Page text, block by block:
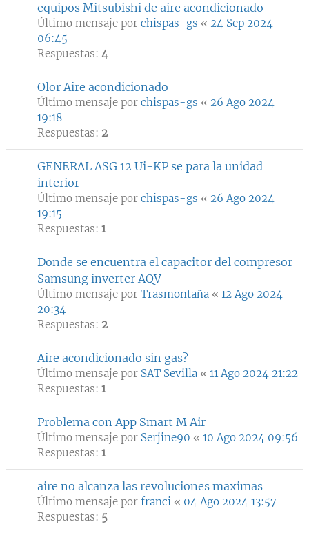
equipos Mitsubishi de aire acondicionado
Último mensaje por chispas-gs « 24 Sep 2024
06:45
Respuestas: 4
Olor Aire acondicionado
Último mensaje por chispas-gs « 26 Ago 2024
19:18
Respuestas: 2
GENERAL ASG 12 Ui-KP se para la unidad
interior
Último mensaje por chispas-gs « 26 Ago 2024
19:15
Respuestas: 1
Donde se encuentra el capacitor del compresor
Samsung inverter AQV
Último mensaje por Trasmontaña « 12 Ago 2024
20:34
Respuestas: 2
Aire acondicionado sin gas?
Último mensaje por SAT Sevilla « 11 Ago 2024 21:22
Respuestas: 1
Problema con App Smart M Air
Último mensaje por Serjine90 « 10 Ago 2024 09:56
Respuestas: 1
aire no alcanza las revoluciones maximas
Último mensaje por franci « 04 Ago 2024 13:57
Respuestas: 5